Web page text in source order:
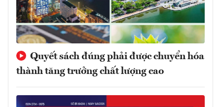
Quyết sách đúng phải được chuyển hóa
thành tăng trưởng chất lượng cao